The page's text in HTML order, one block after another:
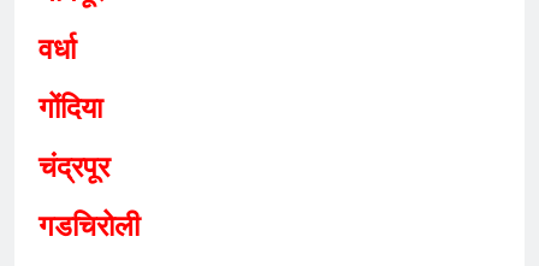
वर्धा
गोंदिया
चंद्रपूर
गडचिरोली